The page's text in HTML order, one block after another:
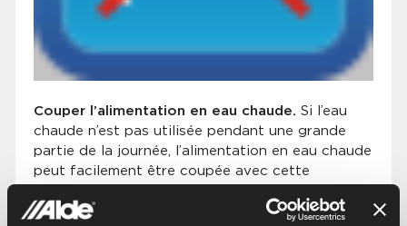
Couper l’alimentation en eau chaude. Si l’eau
chaude n’est pas utilisée pendant une grande
partie de la journée, l’alimentation en eau chaude
peut facilement être coupée avec cette